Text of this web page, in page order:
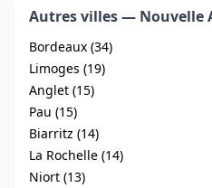
Autres villes — Nouvelle
Bordeaux (34)
Limoges (19)
Anglet (15)
Pau (15)
Biarritz (14)
La Rochelle (14)
Niort (13)